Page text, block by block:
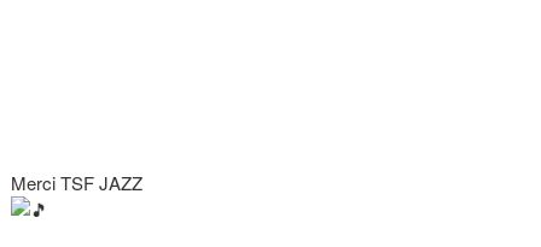
Merci TSF JAZZ